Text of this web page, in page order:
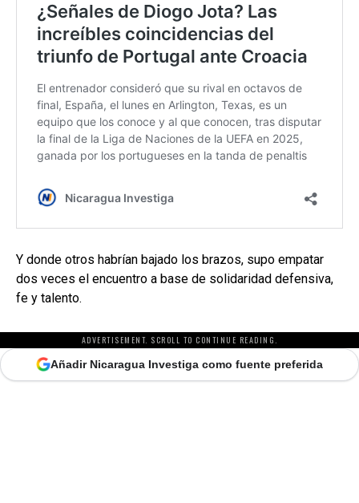
Y donde otros habrían bajado los brazos, supo empatar
dos veces el encuentro a base de solidaridad defensiva,
fe y talento.
ADVERTISEMENT. SCROLL TO CONTINUE READING.
Añadir Nicaragua Investiga como fuente preferida